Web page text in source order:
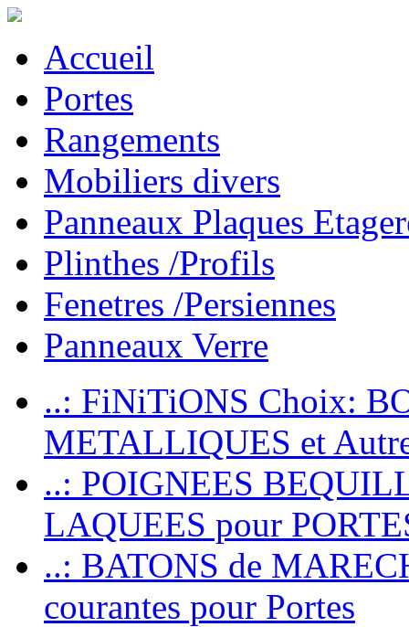
Accueil
Portes
Rangements
Mobiliers divers
Panneaux Plaques
Plinthes /Profils
Fenetres /Persiennes
Panneaux Verre
..: FiNiTiONS Choix:
METALLIQUES et
..: POIGNEES
LAQUEES pour
..: BATONS de
courantes pour Portes